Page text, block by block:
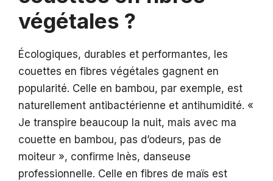
végétales ?
Écologiques, durables et performantes, les
couettes en fibres végétales gagnent en
popularité. Celle en bambou, par exemple, est
naturellement antibactérienne et antihumidité. «
Je transpire beaucoup la nuit, mais avec ma
couette en bambou, pas d’odeurs, pas de
moiteur », confirme Inès, danseuse
professionnelle. Celle en fibres de maïs est